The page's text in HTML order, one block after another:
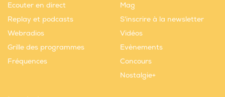
Ecouter en direct
Replay et podcasts
Webradios
Grille des programmes
Fréquences
Mag
S'inscrire à la newsletter
Vidéos
Evènements
Concours
Nostalgie+